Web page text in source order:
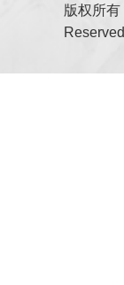
版权所
Reserved